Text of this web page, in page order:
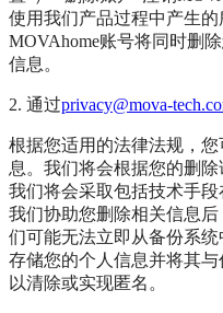
使用我们产品过程中产生
MOVAhome账号将同时删
信息。
2. 通过privacy@mova-
根据您适用的法律法规，
息。我们将会根据您的删
我们将会采取包括技术手
我们协助您删除相关信息
们可能无法立即从备份系
存储您的个人信息并将其
以清除或实现匿名。